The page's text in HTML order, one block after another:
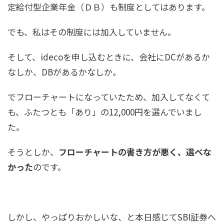
定給付型企業年金（ＤＢ）も制度としてはあります。
でも、私はその制度には加入していません。
そして、idecoを申し込むときに、会社にDCがあるか
なしか、DBがあるかなしか。
でフローチャートになっていたため、加入してなくて
も、ふたつとも「あり」の12,000円を選んでいまし
た。
そうとしか、 フローチャートの書き方が悪く、選べな
かったのです。
しかし、やっぱりおかしいな、と本日感じてSBI証券へ